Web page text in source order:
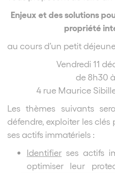
Enjeux et des solutions
propriété
au cours d’un petit
Vendredi 11
de 8h30
4 rue Maurice
Les thèmes suivants
défendre, exploiter les
ses actifs immatériels :
Identifier ses actifs
optimiser leur